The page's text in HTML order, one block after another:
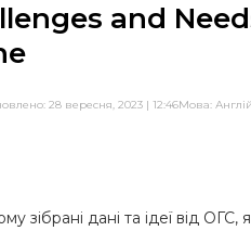
and
28 вересня, 2023 | 12:46Мова:
зібрані дані та ідеї від